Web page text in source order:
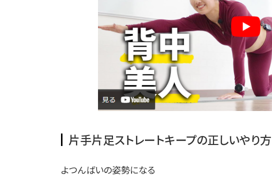
片手片足ストレートキープの正しいやり方
よつんばいの姿勢になる